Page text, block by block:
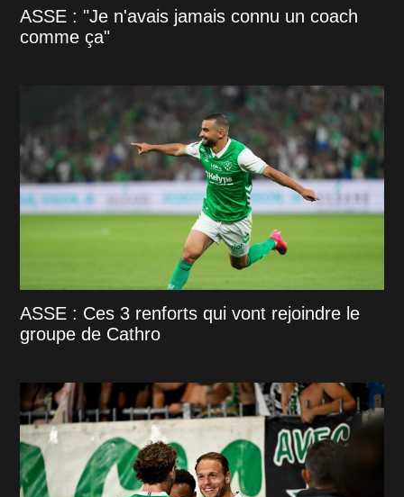
ASSE : "Je n'avais jamais connu un coach
comme ça"
ASSE : Ces 3 renforts qui vont rejoindre le
groupe de Cathro